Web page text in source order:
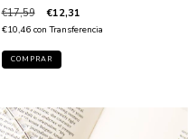
€17,59 €12,31
€10,46 con Transferencia